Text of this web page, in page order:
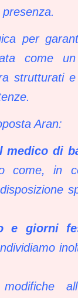
per
come
strutturati
Aran:
medico di
come, in
e giorni